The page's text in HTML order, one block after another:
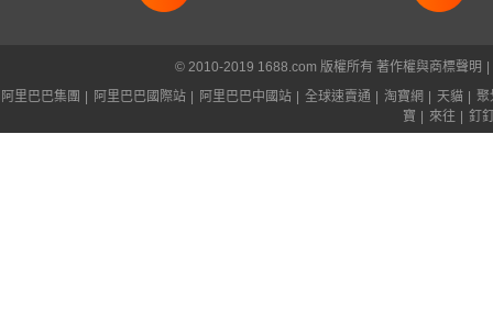
© 2010-2019 1688.com 版權所有 著作權與商標聲明
阿里巴巴集團
阿里巴巴國際站 阿里巴巴中國站 全球速賣通 淘寶網 天貓
聚
寶
來往 釘